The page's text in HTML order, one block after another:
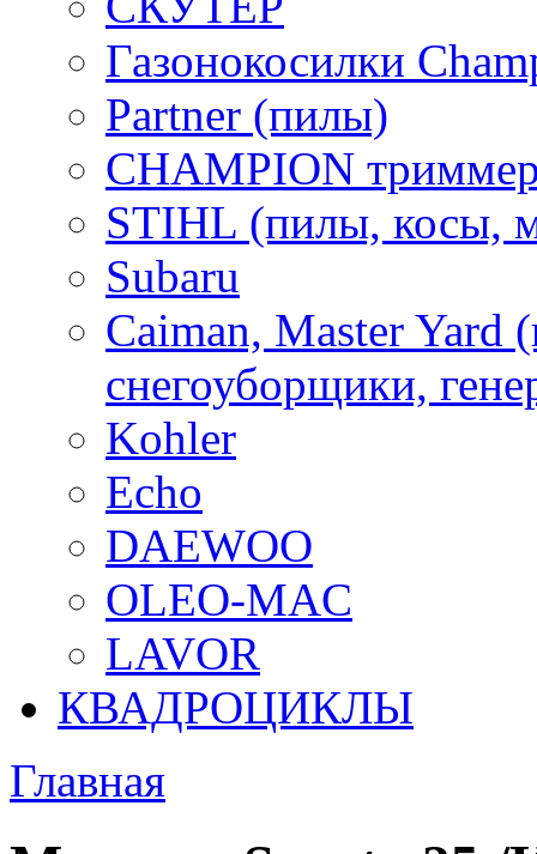
Газонокосилки
Partner (пилы)
CHAMPION
STIHL (пилы, косы,
Subaru
Caiman, Master Yard
снегоуборщики,
Kohler
Echo
DAEWOO
OLEO-MAC
LAVOR
КВАДРОЦИКЛЫ
Главная